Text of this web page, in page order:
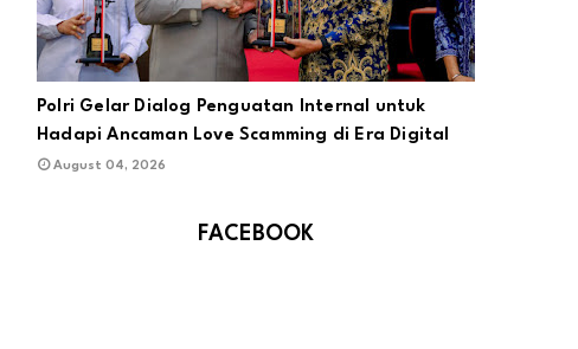
Polri Gelar Dialog Penguatan Internal untuk
Hadapi Ancaman Love Scamming di Era Digital
August 04, 2026
FACEBOOK